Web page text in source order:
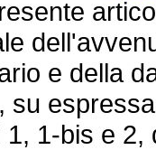
e della
su
1, 1-bis e